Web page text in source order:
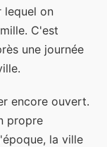
lequel on
C'est
une journée
encore ouvert.
propre
la ville